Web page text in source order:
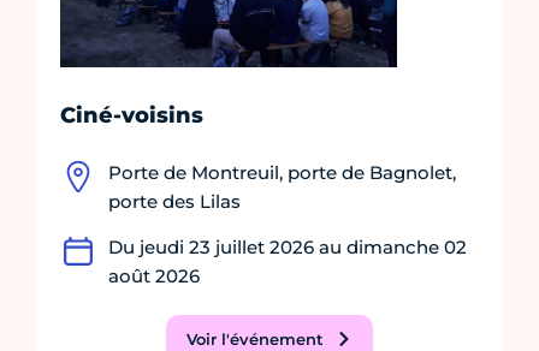
Ciné-voisins
Porte de Montreuil, porte de Bagnolet,
porte des Lilas
Du jeudi 23 juillet 2026 au dimanche 02
août 2026
Voir l'événement